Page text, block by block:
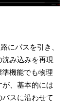
にパスを引き、
み込みを再現
機能でも物理
、基本的には
スに沿わせて